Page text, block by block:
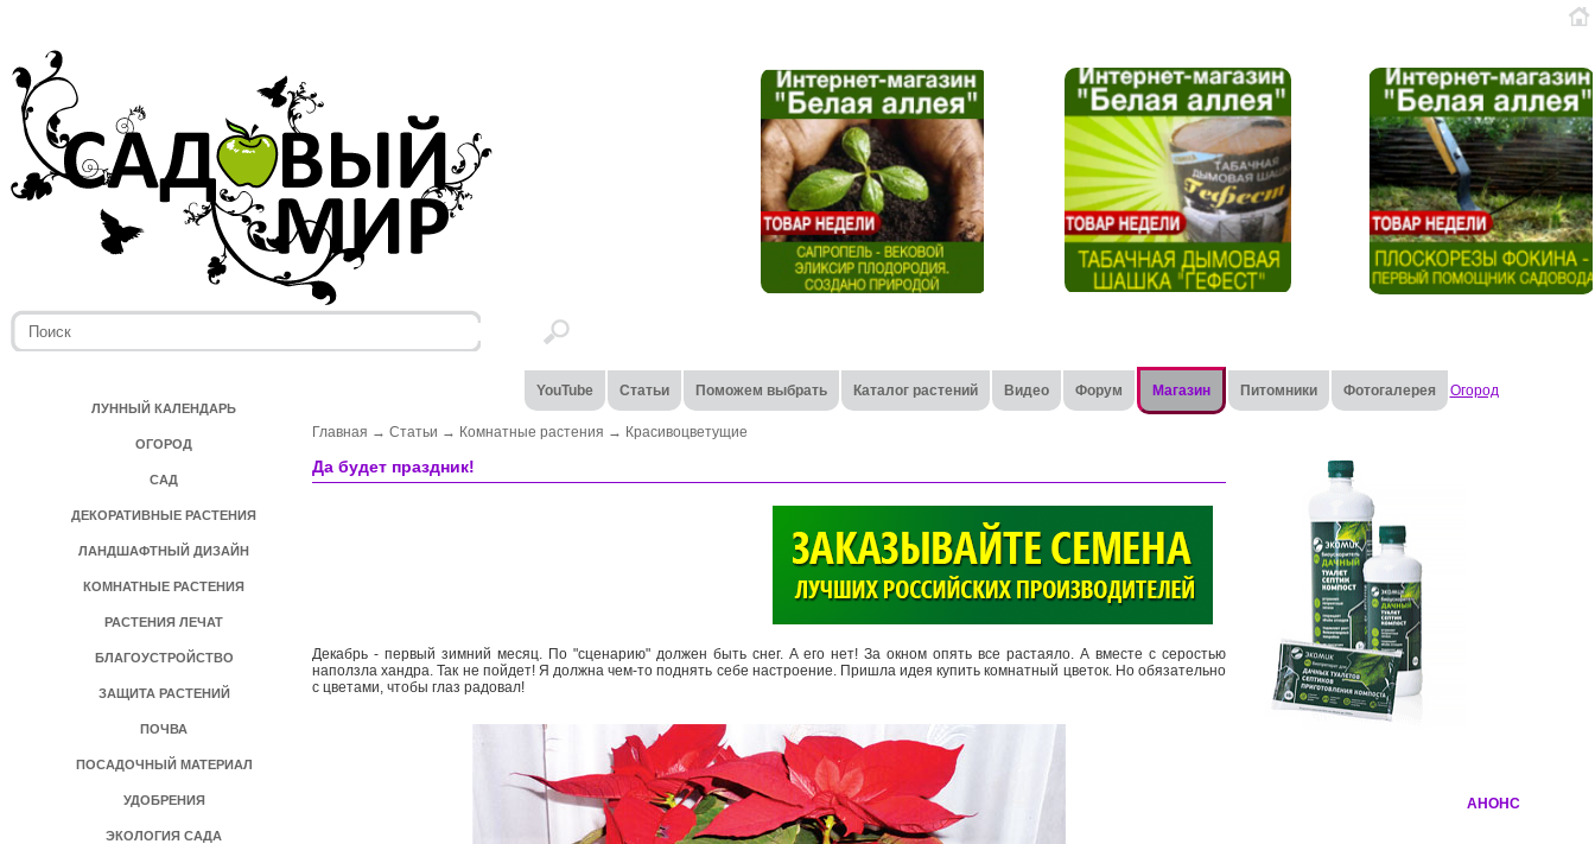
ЛУННЫЙ КАЛЕНДАРЬ
ОГОРОД
САД
ДЕКОРАТИВНЫЕ РАСТЕНИЯ
ЛАНДШАФТНЫЙ ДИЗАЙН
КОМНАТНЫЕ РАСТЕНИЯ
РАСТЕНИЯ ЛЕЧАТ
БЛАГОУСТРОЙСТВО
ЗАЩИТА РАСТЕНИЙ
ПОЧВА
ПОСАДОЧНЫЙ МАТЕРИАЛ
УДОБРЕНИЯ
ЭКОЛОГИЯ САДА
YouTube Статьи Поможем выбрать Каталог растений Видео Форум Магазин Питомники Фотогалерея Огород
Главная → Статьи → Комнатные растения → Красивоцветущие
Да будет праздник!
Декабрь - первый зимний месяц. По "сценарию" должен быть снег. А его нет! За окном опять все растаяло. А вместе с серостью
наползла хандра. Так не пойдет! Я должна чем-то поднять себе настроение. Пришла идея купить комнатный цветок. Но обязательно
с цветами, чтобы глаз радовал!
АНОНС